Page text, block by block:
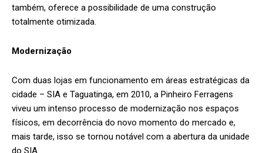
também, oferece a possibilidade de uma construção
totalmente otimizada.
Modernização
Com duas lojas em funcionamento em áreas estratégicas da
cidade – SIA e Taguatinga, em 2010, a Pinheiro Ferragens
viveu um intenso processo de modernização nos espaços
físicos, em decorrência do novo momento do mercado e,
mais tarde, isso se tornou notável com a abertura da unidade
do SIA.